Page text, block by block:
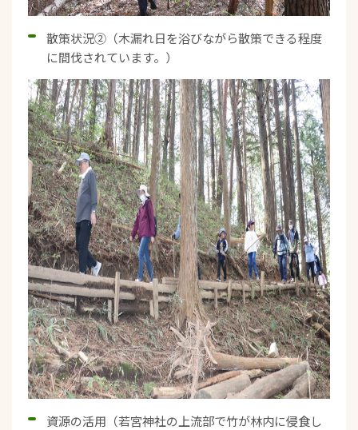
散策状況②（木漏れ日を浴びながら散策できる程度
に間伐されています。）
資源の活用（若宮神社の上流部で竹が林内に侵食し